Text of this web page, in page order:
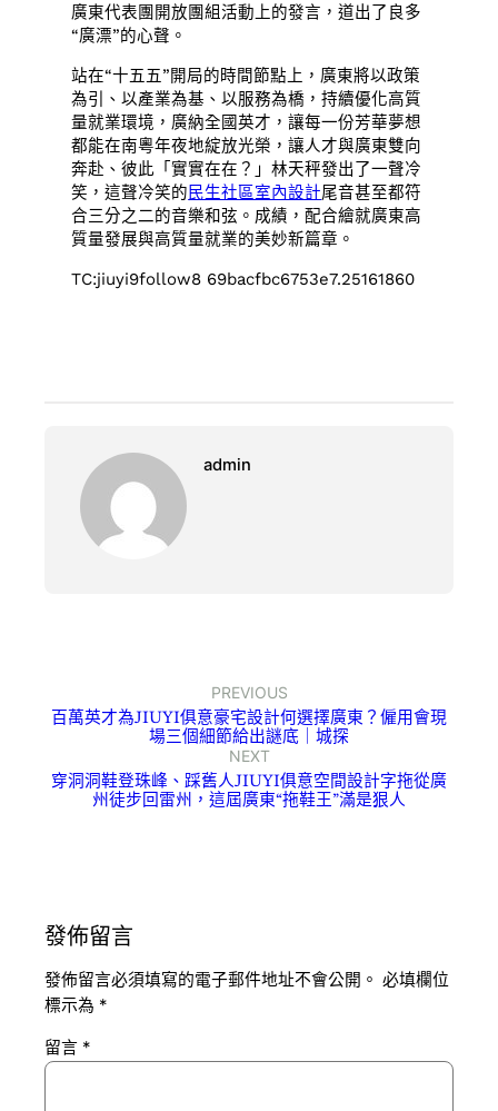
廣東代表團開放團組活動上的發言，道出了良多
“廣漂”的心聲。
站在“十五五”開局的時間節點上，廣東將以政策
為引、以產業為基、以服務為橋，持續優化高質
量就業環境，廣納全國英才，讓每一份芳華夢想
都能在南粵年夜地綻放光榮，讓人才與廣東雙向
奔赴、彼此「實實在在？」林天秤發出了一聲冷
笑，這聲冷笑的民生社區室內設計尾音甚至都符
合三分之二的音樂和弦。成績，配合繪就廣東高
質量發展與高質量就業的美妙新篇章。
TC:jiuyi9follow8 69bacfbc6753e7.25161860
admin
PREVIOUS
百萬英才為JIUYI俱意豪宅設計何選擇廣東？僱用會現
場三個細節給出謎底｜城探
NEXT
穿洞洞鞋登珠峰、踩舊人JIUYI俱意空間設計字拖從廣
州徒步回雷州，這屆廣東“拖鞋王”滿是狠人
發佈留言
發佈留言必須填寫的電子郵件地址不會公開。 必填欄位
標示為 *
留言 *